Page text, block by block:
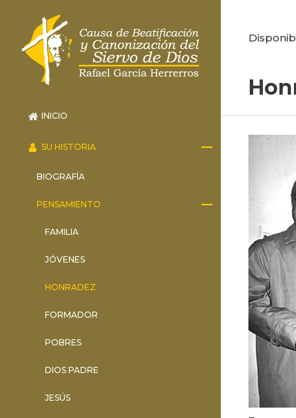
INICIO
SU HISTORIA
BIOGRAFÍA
PENSAMIENTO
FAMILIA
JÓVENES
HONRADEZ
FORMADOR
POBRES
DIOS PADRE
JESÚS